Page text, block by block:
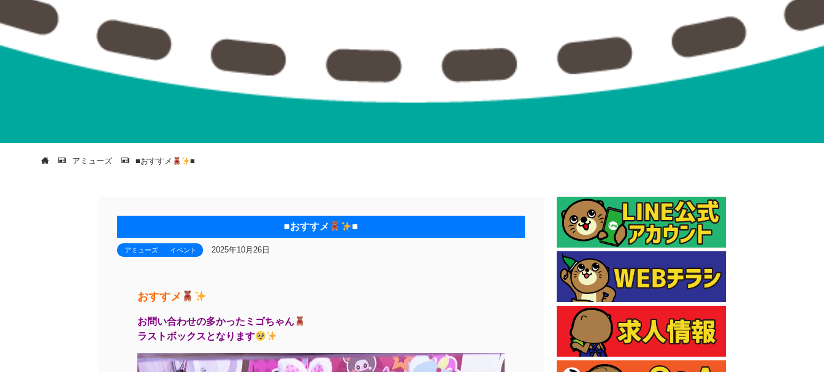
アミューズ ■おすすメ ■
■おすすメ ■
アミューズ イベント 2025年10月26日
おすすメ
お問い合わせの多かったミゴちゃん
ラストボックスとなります